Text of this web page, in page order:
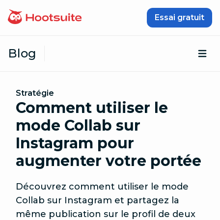
Essai gratuit
Blog
Stratégie
Comment utiliser le
mode Collab sur
Instagram pour
augmenter votre portée
Découvrez comment utiliser le mode
Collab sur Instagram et partagez la
même publication sur le profil de deux